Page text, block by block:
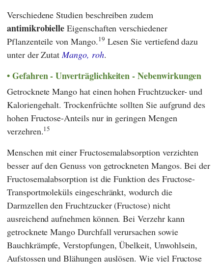
Verschiedene Studien beschreiben zudem
antimikrobielleEigenschaften verschiedener
Pflanzenteile von Mango.19 Lesen Sie vertiefend dazu
unter der Zutat Mango, roh.
Gefahren - Unverträglichkeiten - Nebenwirkungen
Getrocknete Mango hat einen hohen Fruchtzucker- und
Kaloriengehalt. Trockenfrüchte sollten Sie aufgrund des
hohen Fructose-Anteils nur in geringen Mengen
verzehren.15
Menschen mit einer Fructosemalabsorption verzichten
besser auf den Genuss von getrockneten Mangos. Bei der
Fructosemalabsorption ist die Funktion des Fructose-
Transportmoleküls eingeschränkt, wodurch die
Darmzellen den Fruchtzucker (Fructose) nicht
ausreichend aufnehmen können. Bei Verzehr kann
getrocknete Mango Durchfall verursachen sowie
Bauchkrämpfe, Verstopfungen, Übelkeit, Unwohlsein,
Aufstossen und Blähungen auslösen. Wie viel Fructose